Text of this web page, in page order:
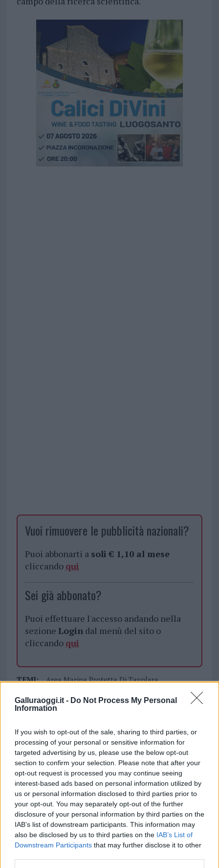
Galluraoggi.it - Do Not Process My Personal
Information
If you wish to opt-out of the sale, sharing to third parties, or
processing of your personal or sensitive information for
targeted advertising by us, please use the below opt-out
section to confirm your selection. Please note that after your
opt-out request is processed you may continue seeing
interest-based ads based on personal information utilized by
us or personal information disclosed to third parties prior to
your opt-out. You may separately opt-out of the further
disclosure of your personal information by third parties on the
IAB’s list of downstream participants. This information may
also be disclosed by us to third parties on the IAB’s List of
Downstream Participants that may further disclose it to other
Vuoi rimuovere le pubblicità nazionali?
Puoi abbonarti a soli € 1,10 al mese
cliccando qui
Sei già abbonato?
Puoi effettuare l'accesso andando nella
sezione Logindal menù del sito o
cliccando qui
TEMI:
Area Marina Protetta Di Tavolara
i tuoi video e le tue foto
Su WhatsApp al numero +39
345 356 7512
Notizie in tempo reale?
Entra nel canale telegram di
GalluraOggi.it